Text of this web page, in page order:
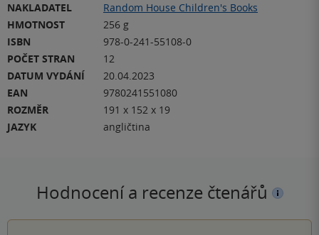
NAKLADATEL
Random House Children's Books
HMOTNOST
256 g
ISBN
978-0-241-55108-0
POČET STRAN
12
DATUM VYDÁNÍ
20.04.2023
EAN
9780241551080
ROZMĚR
191 x 152 x 19
JAZYK
angličtina
Hodnocení a recenze čtenářů